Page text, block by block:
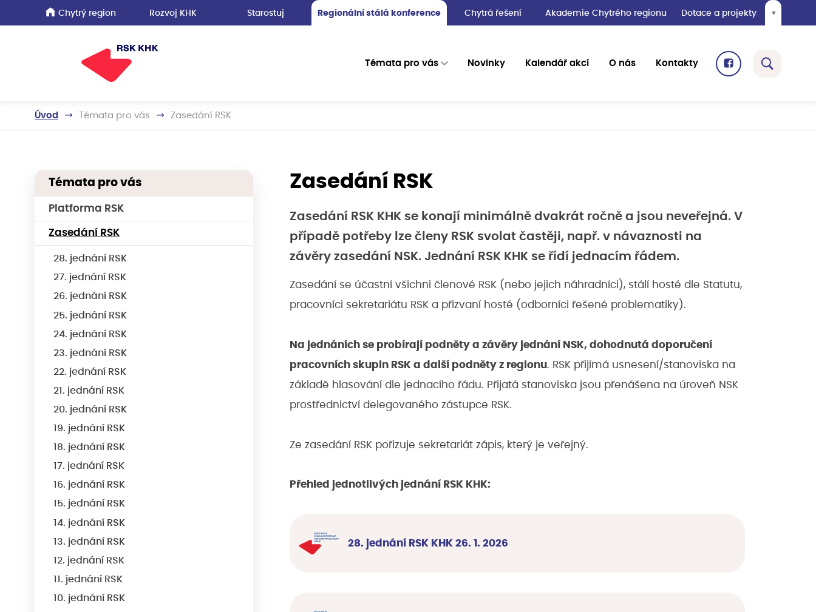
Chytrý region Rozvoj KHK Starostuj Regionální stálá konference Chytrá řešení Akademie Chytrého regionu Dotace a projekty ▼
Témata pro vás Novinky Kalendář akcí O nás Kontakty
Úvod Témata pro vás Zasedání RSK
Témata pro vás
Platforma RSK
Zasedání RSK
28. jednání RSK
27. jednání RSK
26. jednání RSK
25. jednání RSK
24. jednání RSK
23. jednání RSK
22. jednání RSK
21. jednání RSK
20. jednání RSK
19. jednání RSK
18. jednání RSK
17. jednání RSK
16. jednání RSK
15. jednání RSK
14. jednání RSK
13. jednání RSK
12. jednání RSK
11. jednání RSK
10. jednání RSK
Zasedání RSK
Zasedání RSK KHK se konají minimálně dvakrát ročně a jsou neveřejná. V
případě potřeby lze členy RSK svolat častěji, např. v návaznosti na
závěry zasedání NSK. Jednání RSK KHK se řídí jednacím řádem.
Zasedání se účastní všichni členové RSK (nebo jejich náhradníci), stálí hosté dle Statutu,
pracovníci sekretariátu RSK a přizvaní hosté (odborníci řešené problematiky).
Na jednáních se probírají podněty a závěry jednání NSK, dohodnutá doporučení
pracovních skupin RSK a další podněty z regionu. RSK přijímá usnesení/stanoviska na
základě hlasování dle jednacího řádu. Přijatá stanoviska jsou přenášena na úroveň NSK
prostřednictví delegovaného zástupce RSK.
Ze zasedání RSK pořizuje sekretariát zápis, který je veřejný.
Přehled jednotlivých jednání RSK KHK:
28. jednání RSK KHK 26. 1. 2026